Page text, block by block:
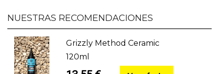
NUESTRAS RECOMENDACIONES
Grizzly Method Ceramic
120ml